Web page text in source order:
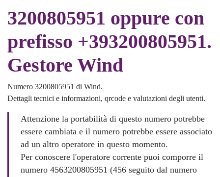
3200805951 oppure con
prefisso +393200805951.
Gestore Wind
Numero 3200805951 di Wind.
Dettagli tecnici e informazioni, qrcode e valutazioni degli utenti.
Attenzione la portabilità di questo numero potrebbe
essere cambiata e il numero potrebbe essere associato
ad un altro operatore in questo momento.
Per conoscere l'operatore corrente puoi comporre il
numero 4563200805951 (456 seguito dal numero